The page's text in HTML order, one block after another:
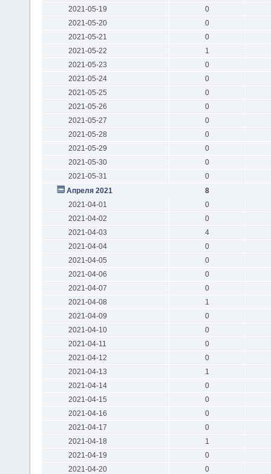
2021-05-19
0
2021-05-20
0
2021-05-21
0
2021-05-22
1
2021-05-23
0
2021-05-24
0
2021-05-25
0
2021-05-26
0
2021-05-27
0
2021-05-28
0
2021-05-29
0
2021-05-30
0
2021-05-31
0
Апреля 2021
8
2021-04-01
0
2021-04-02
0
2021-04-03
4
2021-04-04
0
2021-04-05
0
2021-04-06
0
2021-04-07
0
2021-04-08
1
2021-04-09
0
2021-04-10
0
2021-04-11
0
2021-04-12
0
2021-04-13
1
2021-04-14
0
2021-04-15
0
2021-04-16
0
2021-04-17
0
2021-04-18
1
2021-04-19
0
2021-04-20
0